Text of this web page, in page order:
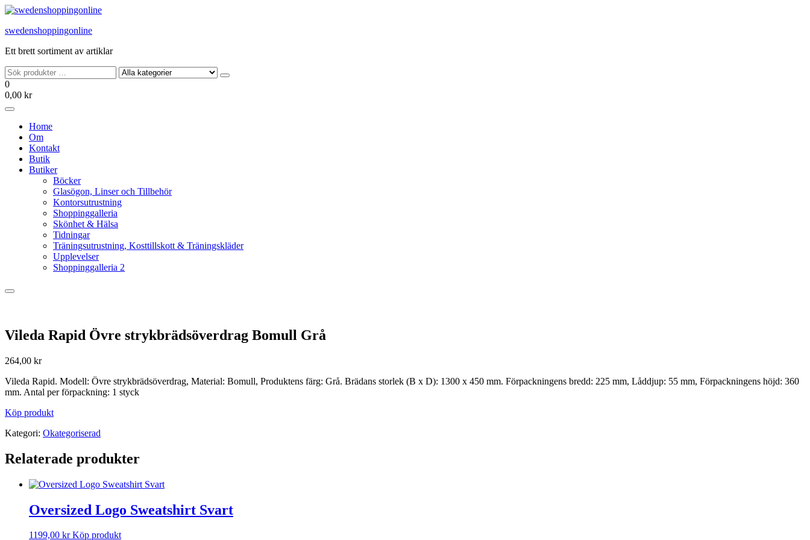
Hoppa
innehållet
swedenshoppingonline
Ett brett sortiment av artiklar
0
0,00 kr
Home
Om
Kontakt
Butik
Butiker
Böcker
Glasögon, Linser och Tillbehör
Kontorsutrustning
Shoppinggalleria
Skönhet & Hälsa
Tidningar
Träningsutrustning, Kosttillskott & Träningskläder
Upplevelser
Shoppinggalleria 2
Vileda Rapid Övre strykbrädsöverdrag Bomull Grå
264,00 kr
Vileda Rapid. Modell: Övre strykbrädsöverdrag, Material: Bomull, Produktens färg: Grå. Brädans storlek (B x D): 1300 x 450 mm. Förpackningens bredd: 225 mm, Låddjup: 55 mm, Förpackningens höjd: 360
mm. Antal per förpackning: 1 styck
Köp produkt
Kategori: Okategoriserad
Relaterade produkter
Oversized Logo Sweatshirt Svart
1199,00 kr Köp produkt